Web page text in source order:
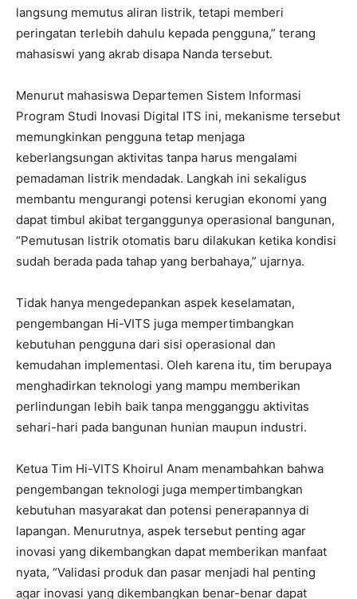
langsung memutus aliran listrik, tetapi memberi
peringatan terlebih dahulu kepada pengguna,” terang
mahasiswi yang akrab disapa Nanda tersebut.
Menurut mahasiswa Departemen Sistem Informasi
Program Studi Inovasi Digital ITS ini, mekanisme tersebut
memungkinkan pengguna tetap menjaga
keberlangsungan aktivitas tanpa harus mengalami
pemadaman listrik mendadak. Langkah ini sekaligus
membantu mengurangi potensi kerugian ekonomi yang
dapat timbul akibat terganggunya operasional bangunan,
“Pemutusan listrik otomatis baru dilakukan ketika kondisi
sudah berada pada tahap yang berbahaya,” ujarnya.
Tidak hanya mengedepankan aspek keselamatan,
pengembangan Hi-VITS juga mempertimbangkan
kebutuhan pengguna dari sisi operasional dan
kemudahan implementasi. Oleh karena itu, tim berupaya
menghadirkan teknologi yang mampu memberikan
perlindungan lebih baik tanpa mengganggu aktivitas
sehari-hari pada bangunan hunian maupun industri.
Ketua Tim Hi-VITS Khoirul Anam menambahkan bahwa
pengembangan teknologi juga mempertimbangkan
kebutuhan masyarakat dan potensi penerapannya di
lapangan. Menurutnya, aspek tersebut penting agar
inovasi yang dikembangkan dapat memberikan manfaat
nyata, “Validasi produk dan pasar menjadi hal penting
agar inovasi yang dikembangkan benar-benar dapat